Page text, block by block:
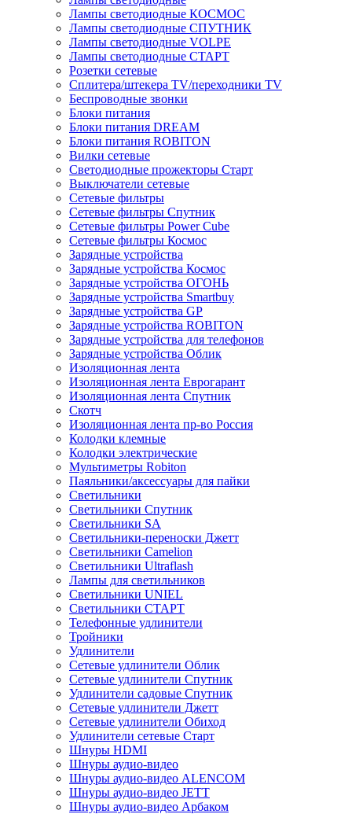
Лампы светодиодные КОСМОС
Лампы светодиодные СПУТНИК
Лампы светодиодные VOLPE
Лампы светодиодные СТАРТ
Розетки сетевые
Cплитера/штекера TV/переходники TV
Беспроводные звонки
Блоки питания
Блоки питания DREAM
Блоки питания ROBITON
Вилки сетевые
Светодиодные прожекторы Старт
Выключатели сетевые
Сетевые фильтры
Сетевые фильтры Спутник
Сетевые фильтры Power Cube
Сетевые фильтры Космос
Зарядные устройства
Зарядные устройства Космос
Зарядные устройства ОГОНЬ
Зарядные устройства Smartbuy
Зарядные устройства GP
Зарядные устройства ROBITON
Зарядные устройства для телефонов
Зарядные устройства Облик
Изоляционная лента
Изоляционная лента Еврогарант
Изоляционная лента Спутник
Скотч
Изоляционная лента пр-во Россия
Колодки клемные
Колодки электрические
Мультиметры Robiton
Паяльники/аксессуары для пайки
Светильники
Светильники Спутник
Светильники SA
Светильники-переноски Джетт
Светильники Camelion
Светильники Ultraflash
Лампы для светильников
Светильники UNIEL
Светильники СТАРТ
Телефонные удлинители
Тройники
Удлинители
Сетевые удлинители Облик
Сетевые удлинители Спутник
Удлинители садовые Спутник
Сетевые удлинители Джетт
Сетевые удлинители Обиход
Удлинители сетевые Старт
Шнуры HDMI
Шнуры аудио-видео
Шнуры аудио-видео ALENCOM
Шнуры аудио-видео JETT
Шнуры аудио-видео Арбаком